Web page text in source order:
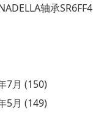
轴承SR6FF4
7月 (150)
5月 (149)